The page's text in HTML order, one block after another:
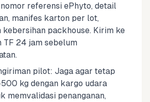
referensi ePhyto, detail
manifes karton per lot,
kebersihan packhouse. Kirim ke
TF 24 jam sebelum
pilot: Jaga agar tetap
kg dengan kargo udara
memvalidasi penanganan,